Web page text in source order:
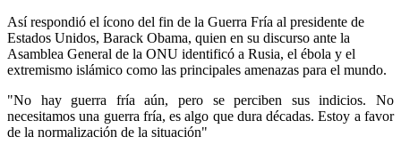
Así respondió el ícono del fin de la Guerra Fría al presidente de
Estados Unidos, Barack Obama, quien en su discurso ante la
Asamblea General de la ONU identificó a Rusia, el ébola y el
extremismo islámico como las principales amenazas para el mundo.
"No hay guerra fría aún, pero se perciben sus indicios. No
necesitamos una guerra fría, es algo que dura décadas. Estoy a favor
de la normalización de la situación"